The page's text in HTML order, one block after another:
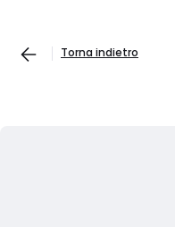
Torna indietro